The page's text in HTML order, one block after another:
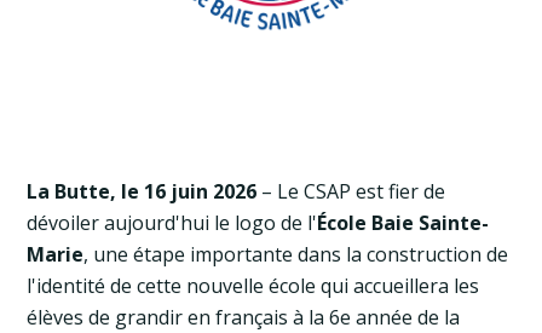
La Butte, le 16 juin 2026 – Le CSAP est fier de
dévoiler aujourd'hui le logo de l'École Baie Sainte-
Marie, une étape importante dans la construction de
l'identité de cette nouvelle école qui accueillera les
élèves de grandir en français à la 6e année de la